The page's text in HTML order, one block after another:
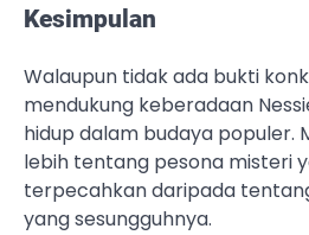
Kesimpulan
Walaupun tidak ada bukti
mendukung keberadaan
hidup dalam budaya populer.
lebih tentang pesona misteri
terpecahkan daripada
yang sesungguhnya.